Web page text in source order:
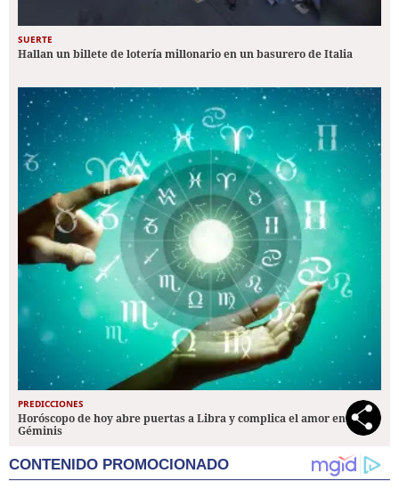
SUERTE
Hallan un billete de lotería millonario en un basurero de Italia
PREDICCIONES
Horóscopo de hoy abre puertas a Libra y complica el amor en
Géminis
CONTENIDO PROMOCIONADO